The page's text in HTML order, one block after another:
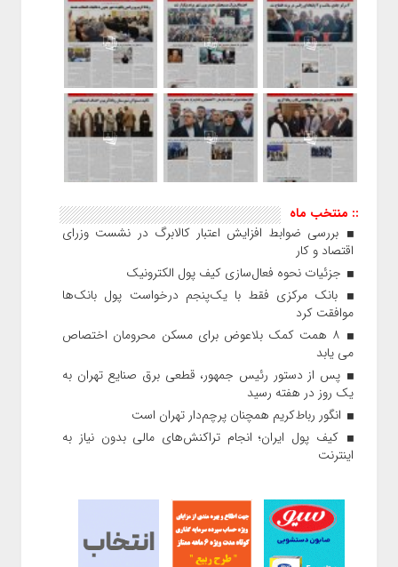
:: منتخب ماه
بررسی ضوابط افزایش اعتبار کالابرگ در نشست وزرای
اقتصاد و کار
جزئیات نحوه فعال‌سازی کیف پول الکترونیک
بانک مرکزی فقط با یک‌‎پنجم درخواست پول بانک‌ها
موافقت کرد
۸ همت کمک بلاعوض برای مسکن محرومان اختصاص
می یابد
پس از دستور رئیس‌ جمهور، قطعی برق صنایع تهران به
یک روز در هفته رسید
انگور رباط‌کریم همچنان پرچم‌دار تهران است
کیف پول ایران؛ انجام تراکنش‌های مالی بدون نیاز به
اینترنت